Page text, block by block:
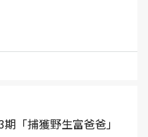
「捕獲野生富爸爸」